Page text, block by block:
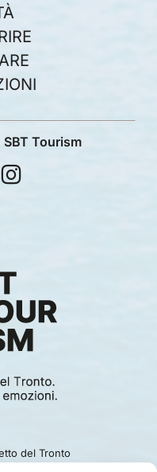
SBT Tourism
instagram
del Tronto